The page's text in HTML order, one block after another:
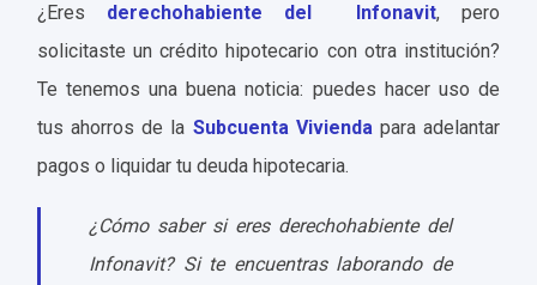
¿Eres derechohabiente del Infonavit, pero
solicitaste un crédito hipotecario con otra institución?
Te tenemos una buena noticia: puedes hacer uso de
tus ahorros de la Subcuenta Vivienda para adelantar
pagos o liquidar tu deuda hipotecaria.
¿Cómo saber si eres derechohabiente del
Infonavit? Si te encuentras laborando de